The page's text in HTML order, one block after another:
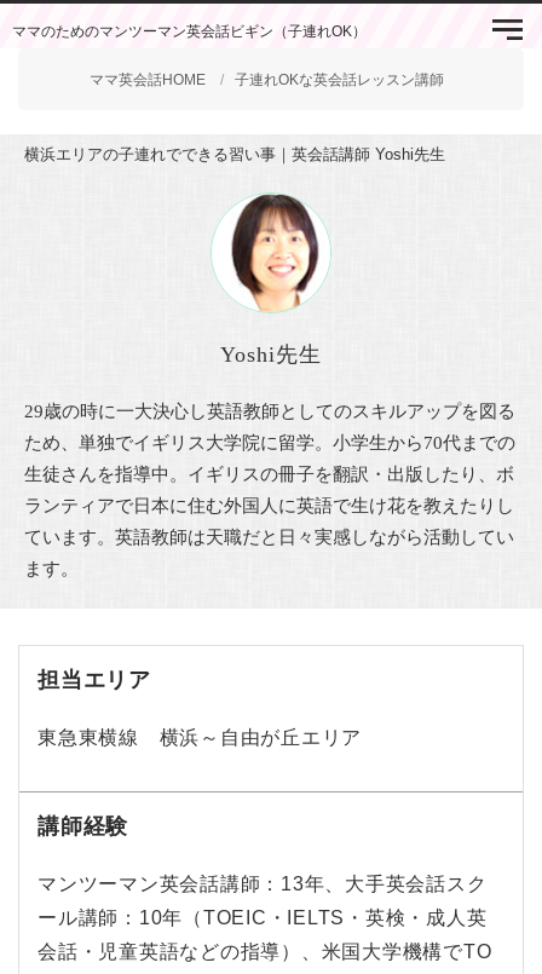
ママのためのマンツーマン英会話ビギン（子連れOK）
ママ英会話HOME 子連れOKな英会話レッスン講師
横浜エリアの子連れでできる習い事｜英会話講師 Yoshi先生
Yoshi先生
29歳の時に一大決心し英語教師としてのスキルアップを図る
ため、単独でイギリス大学院に留学。小学生から70代までの
生徒さんを指導中。イギリスの冊子を翻訳・出版したり、ボ
ランティアで日本に住む外国人に英語で生け花を教えたりし
ています。英語教師は天職だと日々実感しながら活動してい
ます。
担当エリア
東急東横線 横浜～自由が丘エリア
講師経験
マンツーマン英会話講師：13年、大手英会話スク
ール講師：10年（TOEIC・IELTS・英検・成人英
会話・児童英語などの指導）、米国大学機構でTO